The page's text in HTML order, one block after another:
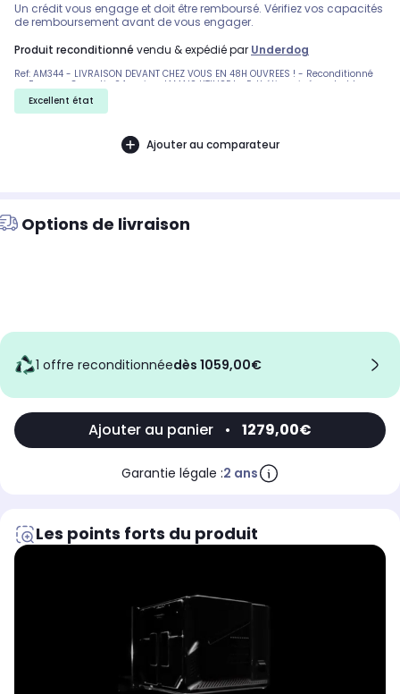
Un crédit vous engage et doit être remboursé. Vérifiez vos capacités
de remboursement avant de vous engager.
produit reconditionné vendu & expédié par Underdog
Ref: AM344 - LIVRAISON DEVANT CHEZ VOUS EN 48H OUVREES ! - Reconditionné
en France - Garantie 24 mois - JAMAIS UTILISE ! - Esthétique irréprochable. -
Nous ne pouvons malheureusement pas honorer les commandes vers la
Corse. Pas de reprise d'un ancien produit.
Excellent état
Ajouter au comparateur
Options de livraison
1 offre reconditionnée dès 1059,00€
Ajouter au panier • 1279,00€
Garantie légale :2 ans
Les points forts du produit